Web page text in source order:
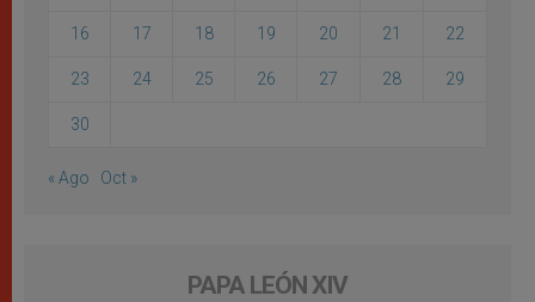
16 17 18 19 20 21 22
23 24 25 26 27 28 29
30
« Ago Oct »
PAPA LEÓN XIV